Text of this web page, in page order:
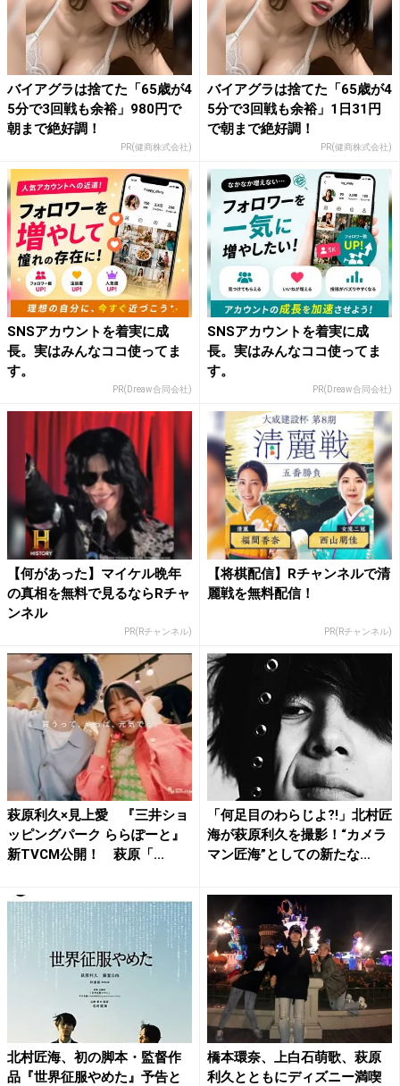
バイアグラは捨てた「65歳が4
5分で3回戦も余裕」980円で
朝まで絶好調！
PR(健商株式会社)
バイアグラは捨てた「65歳が4
5分で3回戦も余裕」1日31円
で朝まで絶好調！
PR(健商株式会社)
SNSアカウントを着実に成
長。実はみんなココ使ってま
す。
PR(Dreaw合同会社)
SNSアカウントを着実に成
長。実はみんなココ使ってま
す。
PR(Dreaw合同会社)
【何があった】マイケル晩年
の真相を無料で見るならRチャ
ンネル
PR(Rチャンネル)
【将棋配信】Rチャンネルで清
麗戦を無料配信！
PR(Rチャンネル)
萩原利久×見上愛 『三井ショ
ッピングパーク ららぽーと』
新TVCM公開！ 萩原「...
「何足目のわらじよ⁈」北村匠
海が萩原利久を撮影！“カメラ
マン匠海”としての新たな...
北村匠海、初の脚本・監督作
品『世界征服やめた』予告と
橋本環奈、上白石萌歌、萩原
利久とともにディズニー満喫